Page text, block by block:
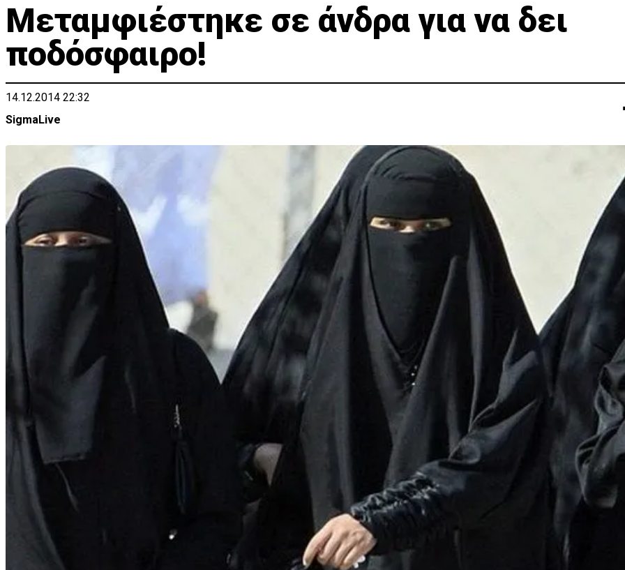
Μεταμφιέστηκε σε άνδρα για να δει
ποδόσφαιρο!
14.12.2014 22:32
SigmaLive